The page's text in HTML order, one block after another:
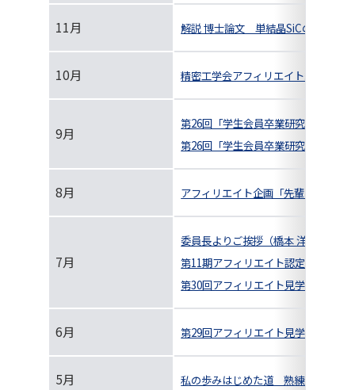
11月 解説 博士論文 単結晶SiCの放電加
10月 精密工学会アフィリエイト紹介
9月
第26回「学生会員卒業研究発表講演
第26回「学生会員卒業研究発表講演
8月 アフィリエイト企画「先輩たちに聞
7月
委員長よりご挨拶（橋本 洋平）
第11期アフィリエイト認定式報告（
第30回アフィリエイト見学会開催報
6月 第29回アフィリエイト見学会および
5月 私の歩みはじめた道 熟練者の加工